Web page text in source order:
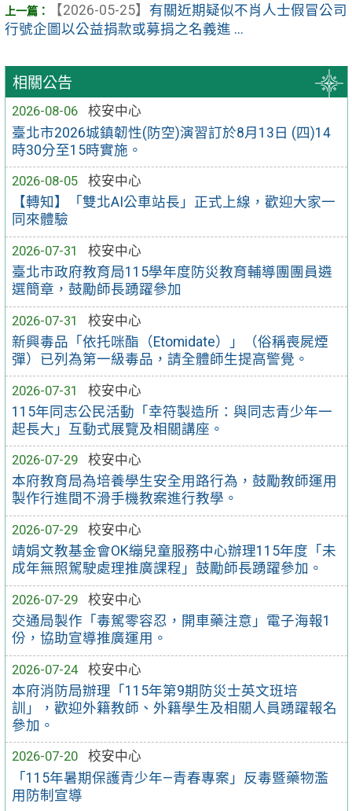
相關公告
2026-08-06
校安中心
臺北市2026城鎮韌性(防空)演習訂於8月13日 (四)14
時30分至15時實施。
2026-08-05
校安中心
【轉知】「雙北AI公車站長」正式上線，歡迎大家一
同來體驗
2026-07-31
校安中心
臺北市政府教育局115學年度防災教育輔導團團員遴
選簡章，鼓勵師長踴躍參加
2026-07-31
校安中心
新興毒品「依托咪酯（Etomidate）」（俗稱喪屍煙
彈）已列為第一級毒品，請全體師生提高警覺。
2026-07-31
校安中心
115年同志公民活動「幸符製造所：與同志青少年一
起長大」互動式展覽及相關講座。
2026-07-29
校安中心
本府教育局為培養學生安全用路行為，鼓勵教師運用
製作行進間不滑手機教案進行教學。
2026-07-29
校安中心
靖娟文教基金會OK繃兒童服務中心辦理115年度「未
成年無照駕駛處理推廣課程」鼓勵師長踴躍參加。
2026-07-29
校安中心
交通局製作「毒駕零容忍，開車藥注意」電子海報1
份，協助宣導推廣運用。
2026-07-24
校安中心
本府消防局辦理「115年第9期防災士英文班培
訓」，歡迎外籍教師、外籍學生及相關人員踴躍報名
參加。
2026-07-20
校安中心
「115年暑期保護青少年—青春專案」反毒暨藥物濫
用防制宣導
【2026-05-25】 有關近期疑似不肖人士假冒公司
行號企圖以公益捐款或募捐之名義進 ...